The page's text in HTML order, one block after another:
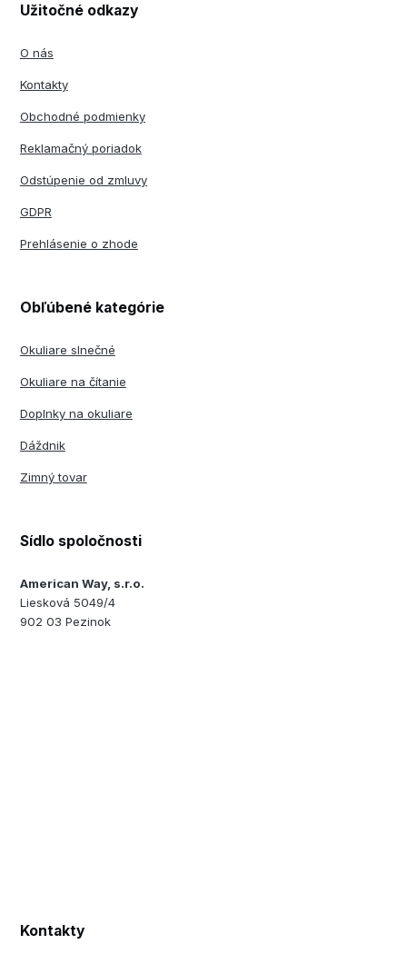
Užitočné odkazy
O nás
Kontakty
Obchodné podmienky
Reklamačný poriadok
Odstúpenie od zmluvy
GDPR
Prehlásenie o zhode
Obľúbené kategórie
Okuliare slnečné
Okuliare na čítanie
Doplnky na okuliare
Dáždnik
Zimný tovar
Sídlo spoločnosti
American Way, s.r.o.
Liesková 5049/4
902 03 Pezinok
Kontakty